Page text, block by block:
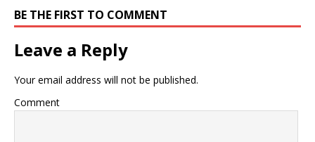
BE THE FIRST TO COMMENT
Leave a Reply
Your email address will not be published.
Comment